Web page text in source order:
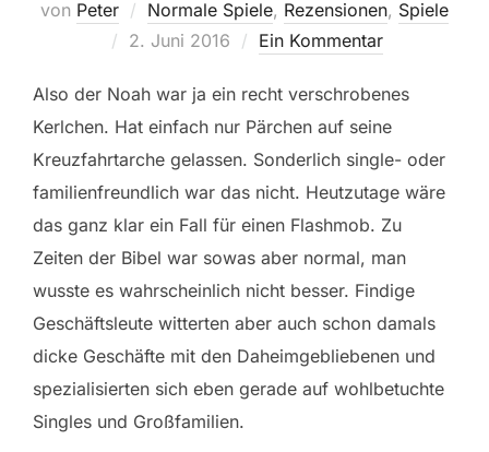
von Peter Normale Spiele, Rezensionen, Spiele
Veröffentlicht
2. Juni 2016 Ein Kommentar
Also der Noah war ja ein recht verschrobenes
Kerlchen. Hat einfach nur Pärchen auf seine
Kreuzfahrtarche gelassen. Sonderlich single- oder
familienfreundlich war das nicht. Heutzutage wäre
das ganz klar ein Fall für einen Flashmob. Zu
Zeiten der Bibel war sowas aber normal, man
wusste es wahrscheinlich nicht besser. Findige
Geschäftsleute witterten aber auch schon damals
dicke Geschäfte mit den Daheimgebliebenen und
spezialisierten sich eben gerade auf wohlbetuchte
Singles und Großfamilien.